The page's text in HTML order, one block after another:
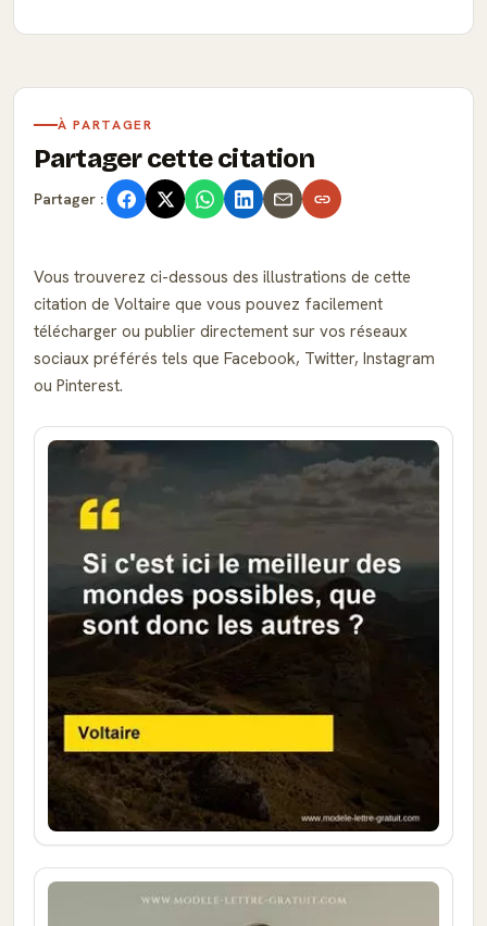
À PARTAGER
Partager cette citation
Partager :
Vous trouverez ci-dessous des illustrations de cette
citation de Voltaire que vous pouvez facilement
télécharger ou publier directement sur vos réseaux
sociaux préférés tels que Facebook, Twitter, Instagram
ou Pinterest.